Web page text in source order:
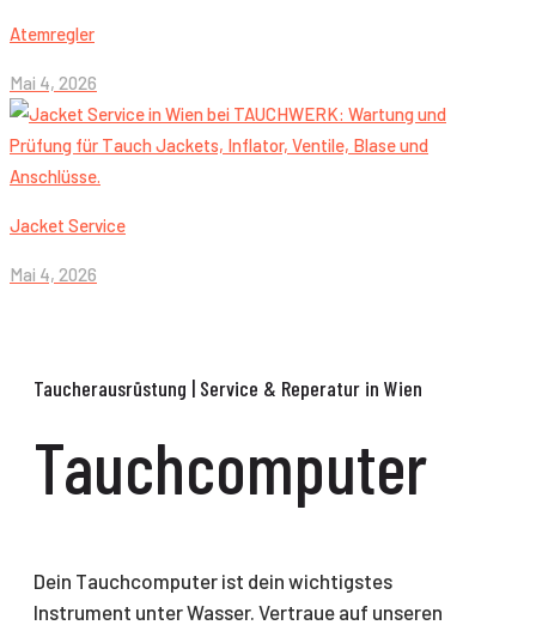
Atemregler
Mai 4, 2026
Jacket Service
Mai 4, 2026
Tauchcomputer
Dein Tauchcomputer ist dein wichtigstes
Instrument unter Wasser. Vertraue auf unseren